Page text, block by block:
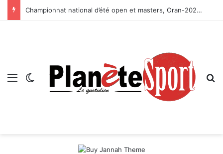
Championnat national d’été open et masters, Oran-2026 — Le CRB s’adjuge le titre
Menu Switch skin